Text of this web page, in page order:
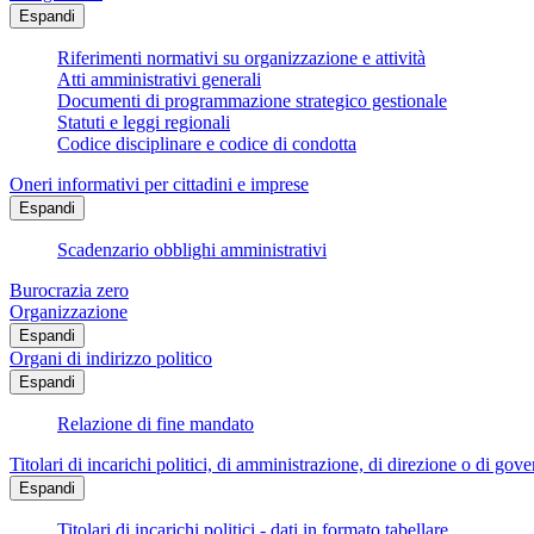
Espandi
Riferimenti normativi su organizzazione e attività
Atti amministrativi generali
Documenti di programmazione strategico gestionale
Statuti e leggi regionali
Codice disciplinare e codice di condotta
Oneri informativi per cittadini e imprese
Espandi
Scadenzario obblighi amministrativi
Burocrazia zero
Organizzazione
Espandi
Organi di indirizzo politico
Espandi
Relazione di fine mandato
Titolari di incarichi politici, di amministrazione, di direzione o di
Espandi
Titolari di incarichi politici - dati in formato tabellare